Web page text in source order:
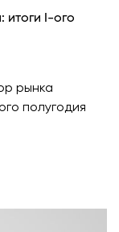
итоги I-ого
рынка
полугодия